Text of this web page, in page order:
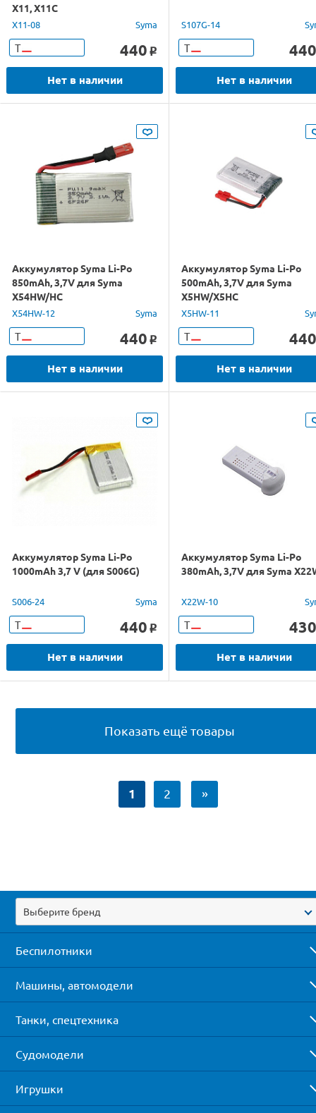
X11, X11C
X11-08 Syma
Т 440 o
Нет в наличии
S107G-14
Т 440
Нет в наличии
Аккумулятор Syma Li-Po
850mAh, 3,7V для Syma
X54HW/HC
X54HW-12 Syma
Т 440 o
Нет в наличии
Аккумулятор Syma Li-Po
500mAh, 3,7V для Syma
X5HW/X5HC
X5HW-11
Т 440
Нет в наличии
Аккумулятор Syma Li-Po
1000mAh 3,7 V (для S006G)
S006-24 Syma
Т 440 o
Нет в наличии
Аккумулятор Syma Li-Po
380mAh, 3,7V для Syma
X22W-10
Т 430
Нет в наличии
Показать ещё товары
1 2 »
Выберите бренд
Беспилотники
Машины, автомодели
Танки, спецтехника
Судомодели
Игрушки